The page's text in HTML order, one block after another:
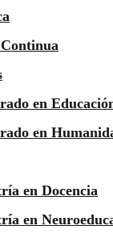
en
en
en Docencia
en